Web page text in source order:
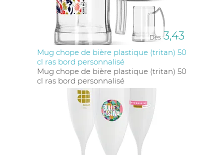
Dès 3,43
Mug chope de bière plastique (tritan) 50
cl ras bord personnalisé
Mug chope de bière plastique (tritan) 50
cl ras bord personnalisé